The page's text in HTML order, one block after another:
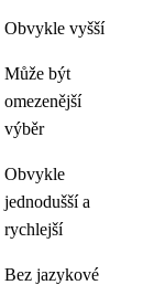
Obvykle vyšší
Může být
omezenější
výběr
Obvykle
jednodušší a
rychlejší
Bez jazykové